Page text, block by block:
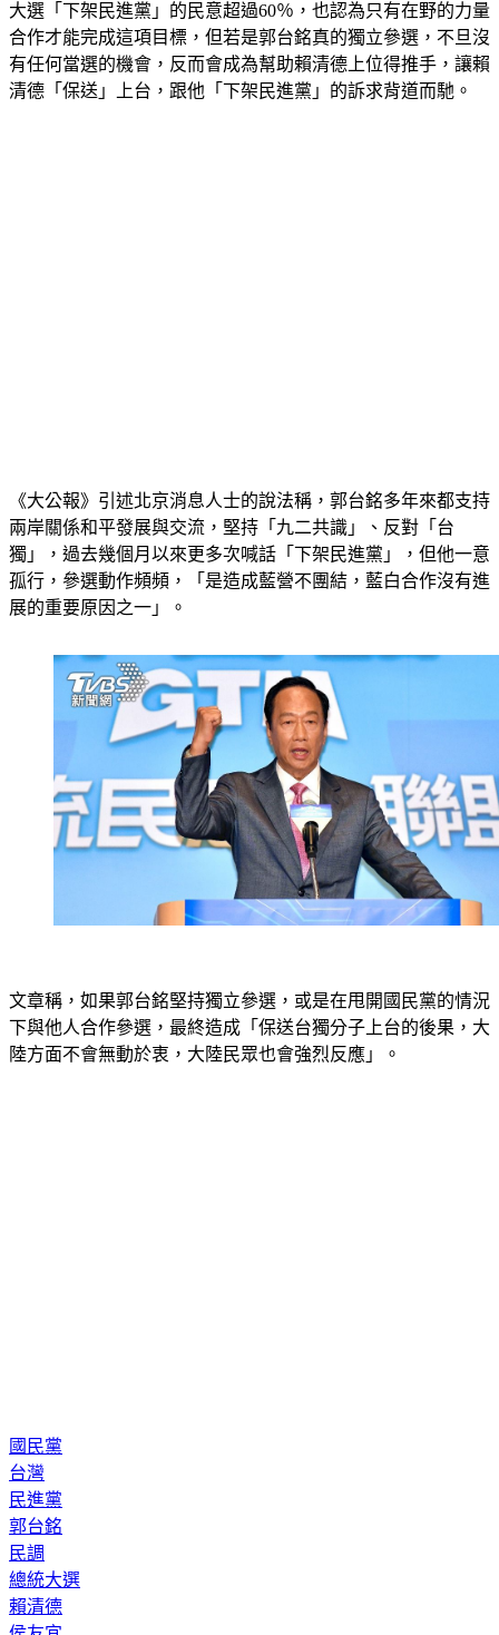
合作才能完成這項目標，但若是郭台銘真的獨立參選，不旦沒
有任何當選的機會，反而會成為幫助賴清德上位得推手，讓賴
清德「保送」上台，跟他「下架民進黨」的訴求背道而馳。
兩岸關係和平發展與交流，堅持「九二共識」、反對「台
獨」，過去幾個月以來更多次喊話「下架民進黨」，但他一意
孤行，參選動作頻頻，「是造成藍營不團結，藍白合作沒有進
展的重要原因之一」。
下與他人合作參選，最終造成「保送台獨分子上台的後果，大
陸方面不會無動於衷，大陸民眾也會強烈反應」。
台灣
民進黨
郭台銘
民調
總統大選
賴清德
侯友宜